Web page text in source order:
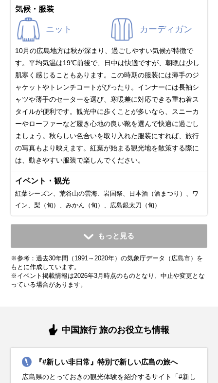
気候・服装
ニット カーディガン
10月の広島地方は秋が深まり、過ごしやすい気候が特徴で
す。平均気温は19℃前後で、日中は快適ですが、朝晩は少し
肌寒く感じることもあります。この時期の服装には薄手のジ
ャケットやトレンチコートがぴったり。インナーには長袖シ
ャツや薄手のセーターを選び、寒暖差に対応できる重ね着ス
タイルが便利です。観光中に歩くことが多いなら、スニーカ
ーやローファーなど履き心地の良い靴を選んで快適に過ごし
ましょう。秋らしい色合いを取り入れた服装にすれば、旅行
の写真もより映えます。紅葉が始まる観光地を散策する際に
は、動きやすい服装で楽しんでください。
イベント・観光
紅葉シーズン、荒谷山の雲海、岩国祭、日本酒（酒まつり）、ワ
イン、梨（旬）、みかん（旬）、広島銀太刀（旬）
11月
平均気温・降水量
12.9℃ 69.3mm
気候・服装
11月の広島地方は秋の終わりを感じる季節で、平均気温は
コートを選ぶと安心です。インナーにはセーターやタートル
ネックを合わせて、しっかり暖かさをキープしましょう。足
12月
平均気温・降水量
7.5℃ 54.0mm
気候・服装
12月の広島地方は平均気温が8℃前後で、最低気温は5℃を下
フリース素材を取り入れて、暖かさをしっかり確保しましょ
う。さらに、手袋やマフラー、帽子などの防寒小物も忘れず
1月
平均気温・降水量
5.4℃ 46.2mm
気候・服装
1月の広島地方は冬本番。平均気温は約5℃と寒い日が続きま
さをキープできます。さらに、手袋やマフラー、帽子などの
防寒小物を活用して、寒さ対策をしっかりしましょう。靴は
2月
平均気温・降水量
6.2℃ 64.0mm
気候・服装
2月の広島地方も1月に引き続き寒い日が多いですが、少しず
ーや中綿入りジャケットがおすすめ。インナーには保温性の
高いセーターや長袖シャツを着て、重ね着で体温調整を心が
3月
平均気温・降水量
9.5℃ 118.3mm
気候・服装
3月の広島地方は春を感じられる季節です。平均気温は10℃
す。日中は暖かい日差しを感じることもあるので、長袖シャ
ツや薄手のセーターをベースにして、重ね着で調整できる服
4月
平均気温・降水量
14.8℃ 141.0mm
気候・服装
4月の広島地方は春本番！桜が満開になり、観光にぴったり
ンがおすすめ。インナーには長袖シャツやブラウスを合わせ
て、朝晩の涼しさには軽めのアウターを羽織ると安心です。
5月
平均気温・降水量
19.6℃ 169.8mm
気候・服装
5月の広島地方は初夏の爽やかな気候が楽しめる季節です。
が便利。朝晩の涼しさに備えつつ、日中は半袖シャツや軽や
かなパンツ、スカートで快適に過ごせます。観光名所を巡る
6月
平均気温・降水量
23.2℃ 226.5mm
気候・服装
6月の広島地方は梅雨入りの時期で、雨の日が多くなりま
のパンツを選ぶと快適です。また、防水性の高いジャケット
やレインコート、折りたたみ傘は必須アイテム。靴は防水加
7月
平均気温・降水量
27.2℃ 279.8mm
気候・服装
7月の広島地方は本格的な真夏の暑さがやってきます。平均
です。日中の強い日差しを避けるために、帽子やサングラス
を使ったり、日焼け止めで紫外線対策をしっかり行いましょ
もっと見る
※参考：過去30年間（1991～2020年）の気象庁データ（広島市）を
もとに作成しています。
※イベント掲載情報は2026年3月時点のものとなり、中止や変更とな
っている場合があります。
中国旅行 旅のお役立ち情報
『#新しい非日常』特別で新しい広島の旅へ
広島県のとっておきの観光体験を紹介するサイト「#新し